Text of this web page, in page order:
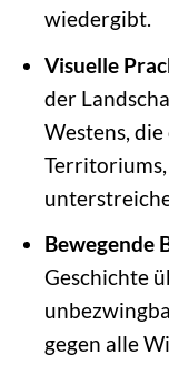
wiedergibt.
Visuelle
der
Westens,
Territoriums,
Bewegende
Geschichte
gegen alle